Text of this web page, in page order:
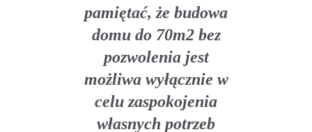
pamiętać, że budowa
domu do 70m2 bez
pozwolenia jest
możliwa wyłącznie w
celu zaspokojenia
własnych potrzeb